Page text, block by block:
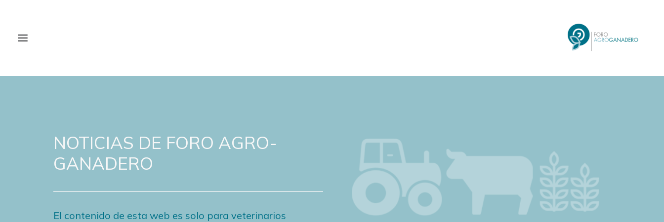
NOTICIAS DE FORO AGRO-
GANADERO
El contenido de esta web es solo para veterinarios